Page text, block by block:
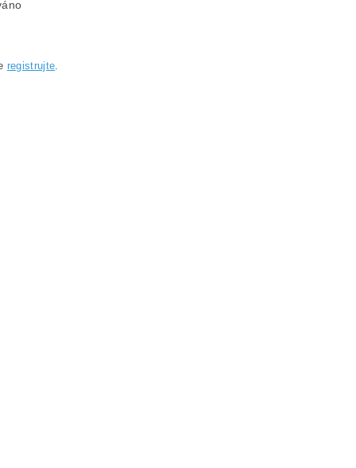
registrujte